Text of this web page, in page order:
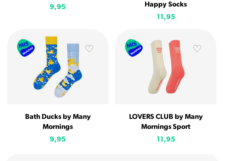
9,95
Happy Socks
11,95
Bath Ducks by Many
Mornings
9,95
LOVERS CLUB by Many
Mornings Sport
11,95